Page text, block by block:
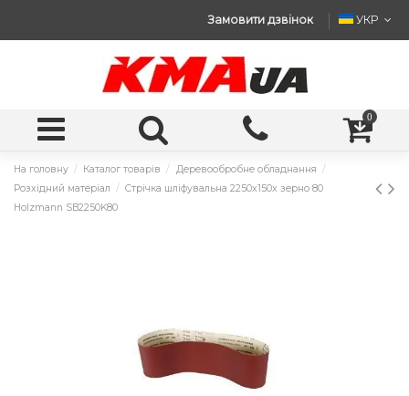
Замовити дзвінок УКР
0
На головну Каталог товарів
Деревообробне обладнання
Розхідний матеріал
Стрічка шліфувальна 2250x150x зерно 80
Holzmann SB2250K80